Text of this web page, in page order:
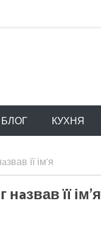
БЛОГ КУХНЯ
її ім’я
її ім’я